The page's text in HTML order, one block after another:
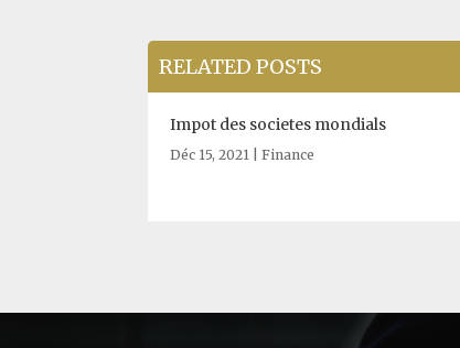
RELATED POSTS
Impot des societes mondials
Déc 15, 2021 |Finance